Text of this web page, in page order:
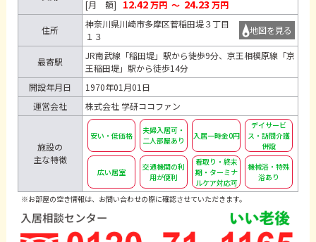
[月 額] 12.42万円 ～ 24.23万円
住所
神奈川県川崎市多摩区菅稲田堤３丁目
１３
地図を見る
最寄駅
JR南武線「稲田堤」駅から徒歩9分、京王相模原線「京
王稲田堤」駅から徒歩14分
開設年月日
1970年01月01日
運営会社
株式会社 学研ココファン
施設の
主な特徴
安い・低価格
夫婦入居可・
二人部屋あり
入居一時金0円
デイサービ
ス・訪問介護
併設
広い居室
交通機関の利
用が便利
看取り・終末
期・ターミナ
ルケア対応可
機械浴・特殊
浴あり
※お部屋の空き情報は、お問い合わせの際に確認させていただきます。